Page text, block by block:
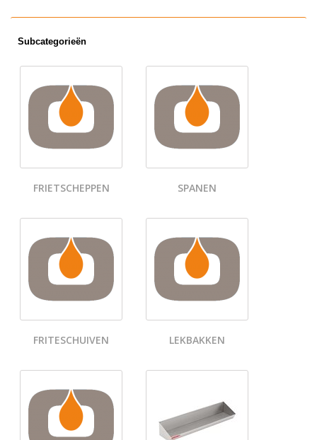
Subcategorieën
FRIETSCHEPPEN SPANEN
FRITESCHUIVEN LEKBAKKEN